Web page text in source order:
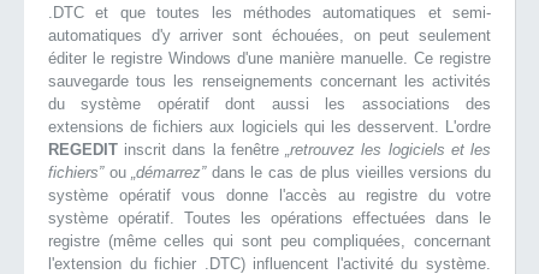
.DTC et que toutes les méthodes automatiques et semi-
automatiques d'y arriver sont échouées, on peut seulement
éditer le registre Windows d'une manière manuelle. Ce registre
sauvegarde tous les renseignements concernant les activités
du système opératif dont aussi les associations des
extensions de fichiers aux logiciels qui les desservent. L'ordre
REGEDIT inscrit dans la fenêtre„retrouvez les logiciels et les
fichiers”ou„démarrez”dans le cas de plus vieilles versions du
système opératif vous donne l'accès au registre du votre
système opératif. Toutes les opérations effectuées dans le
registre (même celles qui sont peu compliquées, concernant
l'extension du fichier .DTC) influencent l'activité du système.